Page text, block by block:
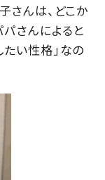
さんは、どこか
パさんによると
たい性格」なの